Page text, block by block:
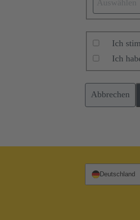
Ich
Ich
Abbrechen
Deutschland